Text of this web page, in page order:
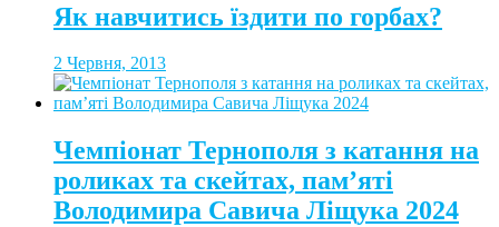
Як навчитись їздити по горбах?
2 Червня, 2013
Чемпіонат Тернополя з катання на
роликах та скейтах, пам’яті
Володимира Савича Ліщука 2024